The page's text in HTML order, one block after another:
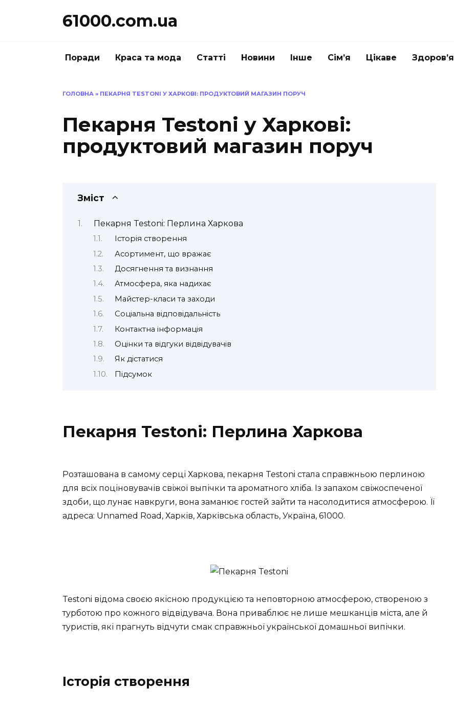
61000.com.ua
Поради Краса та мода Статті Новини Інше Сім’я Цікаве Здоров’я
ГОЛОВНА » ПЕКАРНЯ TESTONI У ХАРКОВІ: ПРОДУКТОВИЙ МАГАЗИН ПОРУЧ
Пекарня Testoni у Харкові:
продуктовий магазин поруч
Зміст
Пекарня Testoni: Перлина Харкова
Історія створення
Асортимент, що вражає
Досягнення та визнання
Атмосфера, яка надихає
Майстер-класи та заходи
Соціальна відповідальність
Контактна інформація
Оцінки та відгуки відвідувачів
Як дістатися
Підсумок
Пекарня Testoni: Перлина Харкова
Розташована в самому серці Харкова, пекарня Testoni стала справжньою перлиною
для всіх поціновувачів свіжої выпічки та ароматного хліба. Із запахом свіжоспеченої
здоби, що лунає навкруги, вона заманює гостей зайти та насолодитися атмосферою. Її
адреса: Unnamed Road, Харків, Харківська область, Україна, 61000.
Testoni відома своєю якісною продукцією та неповторною атмосферою, створеною з
турботою про кожного відвідувача. Вона приваблює не лише мешканців міста, але й
туристів, які прагнуть відчути смак справжньої української домашньої випічки.
Історія створення